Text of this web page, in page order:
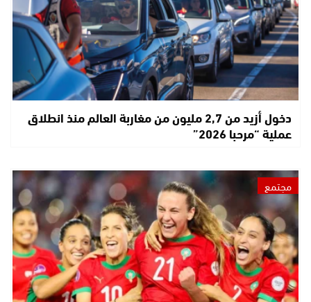
دخول أزيد من 2,7 مليون من مغاربة العالم منذ انطلاق
عملية “مرحبا 2026”
مجتمع